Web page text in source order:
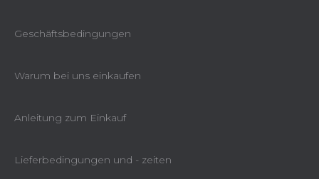
Geschäftsbedingungen
Warum bei uns einkaufen
Anleitung zum Einkauf
Lieferbedingungen und - zeiten